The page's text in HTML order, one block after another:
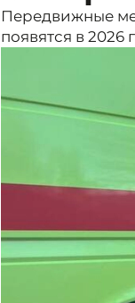
Передвижные
появятся в 2026